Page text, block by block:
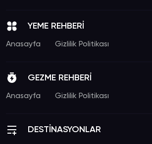
YEME REHBERİ
Anasayfa Gizlilik Politikası
GEZME REHBERİ
Anasayfa Gizlilik Politikası
DESTİNASYONLAR